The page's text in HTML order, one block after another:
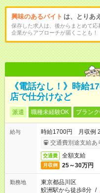
興味のあるバイト は、とりあ
保存した求人は、後からまとめて応
企業からアプローチが届くことも！
《電話なし！》時給
店で仕分けなど
派遣 職種未経験OK ブラン
給与
時給1700円 月収例
交通費別途支給あ
交通費 全額支給
月収例 25～30万円
勤務地
東京都品川区
鮫洲駅から徒歩8分 /